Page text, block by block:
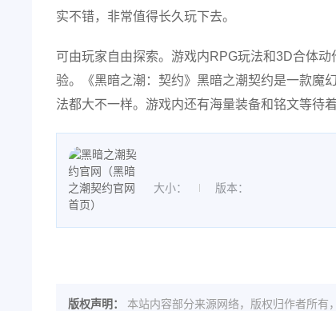
实不错，非常值得长久玩下去。
可由玩家自由探索。游戏内RPG玩法和3D合体
验。《黑暗之潮：契约》黑暗之潮契约是一款魔
法都大不一样。游戏内还有海量装备和铭文等待
大小： 版本：
版权声明： 本站内容部分来源网络，版权归作者所有